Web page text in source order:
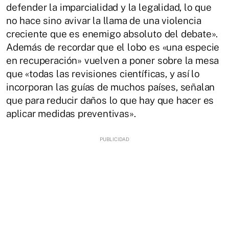
defender la imparcialidad y la legalidad, lo que
no hace sino avivar la llama de una violencia
creciente que es enemigo absoluto del debate».
Además de recordar que el lobo es «una especie
en recuperación» vuelven a poner sobre la mesa
que «todas las revisiones científicas, y así lo
incorporan las guías de muchos países, señalan
que para reducir daños lo que hay que hacer es
aplicar medidas preventivas».